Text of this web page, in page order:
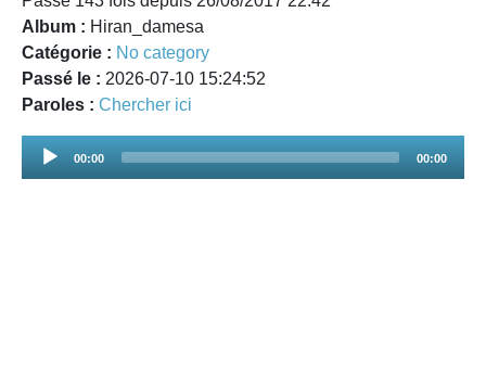
Album : Hiran_damesa
Catégorie : No category
Passé le : 2026-07-10 15:24:52
Paroles : Chercher ici
Audio
00:00 00:00